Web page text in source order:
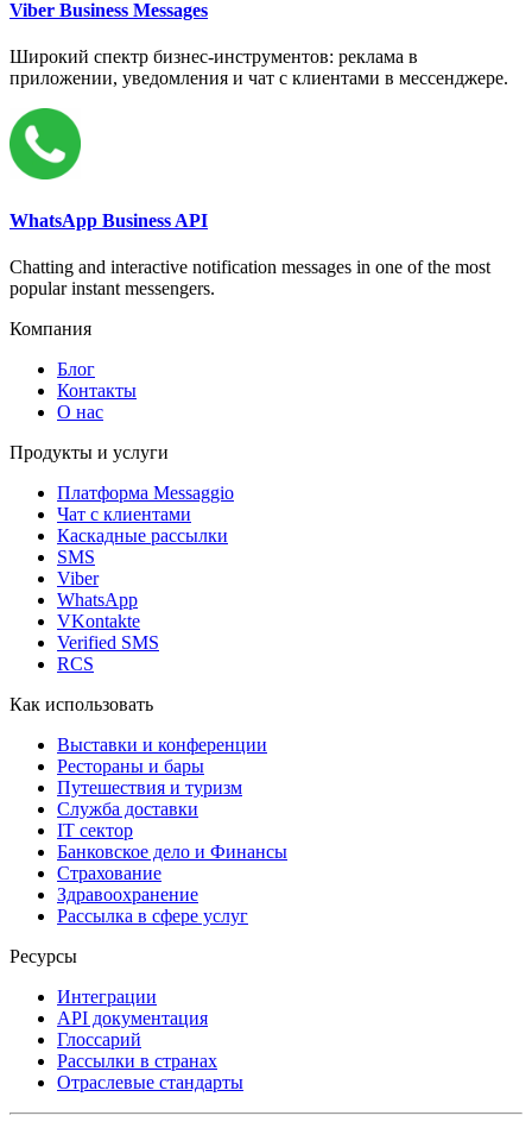
Viber Business Messages
Широкий спектр бизнес-инструментов: реклама в
приложении, уведомления и чат с клиентами в мессенджере.
WhatsApp Business API
Chatting and interactive notification messages in one of the most
popular instant messengers.
Компания
Блог
Контакты
О нас
Продукты и услуги
Платформа Messaggio
Чат с клиентами
Каскадные рассылки
SMS
Viber
WhatsApp
VKontakte
Verified SMS
RCS
Как использовать
Выставки и конференции
Рестораны и бары
Путешествия и туризм
Служба доставки
IT сектор
Банковское дело и Финансы
Страхование
Здравоохранение
Рассылка в сфере услуг
Ресурсы
Интеграции
API документация
Глоссарий
Рассылки в странах
Отраслевые стандарты